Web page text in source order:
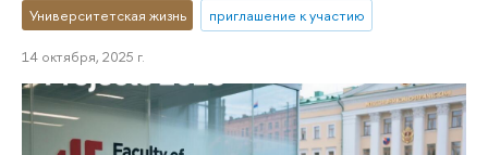
Университетская жизнь приглашение к участию
14 октября, 2025 г.